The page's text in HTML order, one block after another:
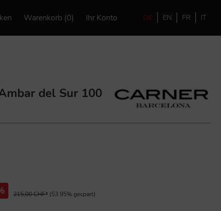
Warenkorb (0) Ihr Konto DE EN FR IT
del Sur 100
215,00 CHF* (53.95% gespart)